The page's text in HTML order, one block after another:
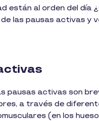
están al orden del día
las pausas activas y
pausas activas son
a través de
(en los